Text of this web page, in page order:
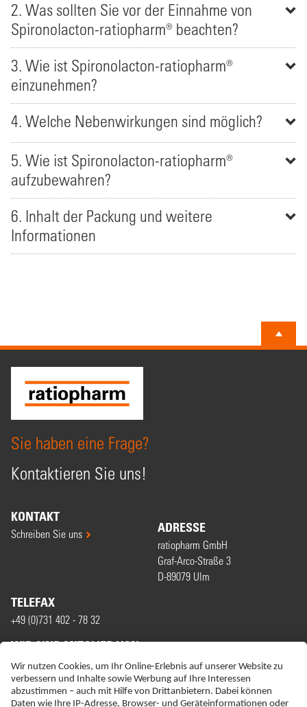
2. Was sollten Sie vor der Einnahme von
Spironolacton-ratiopharm® beachten?
3. Wie ist Spironolacton-ratiopharm®
einzunehmen?
4. Welche Nebenwirkungen sind möglich?
5. Wie ist Spironolacton-ratiopharm®
aufzubewahren?
6. Inhalt der Packung und weitere
Informationen
Sie haben eine Frage?
Kontaktieren Sie uns!
KONTAKT
Schreiben Sie uns ADRESSE
ratiopharm GmbH
Graf-Arco-Straße 3
D-89079 Ulm
TELEFAX
+49 (0)731 402 - 78 32
WIR SIND MITGLIED VON